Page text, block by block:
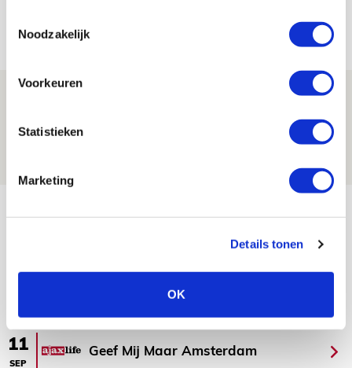
Noodzakelijk
Voorkeuren
Statistieken
Marketing
Details tonen
OK
Volop enthousiasme in fotoverslag van
11
SEP
Geef Mij Maar Amsterdam